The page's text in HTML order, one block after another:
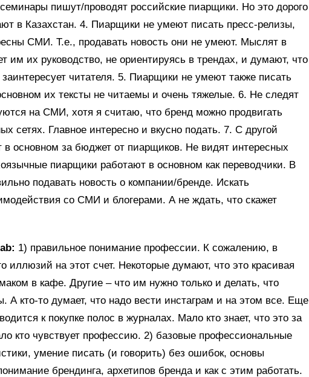
пишут/проводят российские пиарщики. Но это дорого
в Казахстан. 4. Пиарщики не умеют писать пресс-релизы,
СМИ. Т.е., продавать новость они не умеют. Мыслят в
им их руководство, не ориентируясь в трендах, и думают, что
заинтересует читателя. 5. Пиарщики не умеют также писать
их тексты не читаемы и очень тяжелые. 6. Не следят
на СМИ, хотя я считаю, что бренд можно продвигать
сетях. Главное интересно и вкусно подать. 7. С другой
основном за бюджет от пиарщиков. Не видят интересных
пиарщики работают в основном как переводчики. В
подавать новость о компании/бренде. Искать
со СМИ и блогерами. А не ждать, что скажет
1) правильное понимание профессии. К сожалению, в
иллюзий на этот счет. Некоторые думают, что это красивая
в кафе. Другие – что им нужно только и делать, что
А кто-то думает, что надо вести инстаграм и на этом все. Еще
к покупке полос в журналах. Мало кто знает, что это за
кто чувствует профессию. 2) базовые профессиональные
умение писать (и говорить) без ошибок, основы
брендинга, архетипов бренда и как с этим работать.